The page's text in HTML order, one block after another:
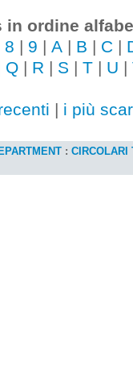
in ordine
8 | 9 | A | B | C |
Q | R | S | T | U |
| i più
: CIRCOLARI